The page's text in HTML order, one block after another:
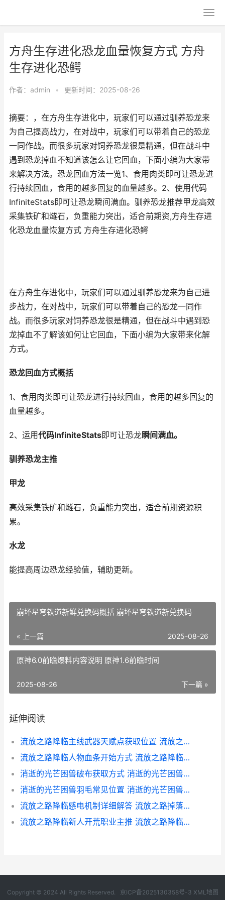
方舟生存进化恐龙血量恢复方式 方舟
生存进化恐鳄
作者： admin • 更新时间：2025-08-26
摘要：，在方舟生存进化中，玩家们可以通过驯养恐龙来
为自己提高战力，在对战中，玩家们可以带着自己的恐龙
一同作战。而很多玩家对饲养恐龙很是精通，但在战斗中
遇到恐龙掉血不知道该怎么让它回血，下面小编为大家带
来解决方法。恐龙回血方法一览1、食用肉类即可让恐龙进
行持续回血，食用的越多回复的血量越多。2、使用代码
InfiniteStats即可让恐龙瞬间满血。驯养恐龙推荐甲龙高效
采集铁矿和燧石，负重能力突出，适合前期资,方舟生存进
化恐龙血量恢复方式 方舟生存进化恐鳄
在方舟生存进化中，玩家们可以通过驯养恐龙来为自己进
步战力，在对战中，玩家们可以带着自己的恐龙一同作
战。而很多玩家对饲养恐龙很是精通，但在战斗中遇到恐
龙掉血不了解该如何让它回血，下面小编为大家带来化解
方式。
恐龙回血方式概括
1、食用肉类即可让恐龙进行持续回血，食用的越多回复的
血量越多。
2、运用代码InfiniteStats即可让恐龙瞬间满血。
驯养恐龙主推
甲龙
高效采集铁矿和燧石，负重能力突出，适合前期资源积
累。
水龙
能提高周边恐龙经验值，辅助更新。
崩坏星穹铁道新鲜兑换码概括 崩坏星穹铁道新兑换码
« 上一篇 2025-08-26
原神6.0前瞻爆料内容说明 原神1.6前瞻时间
下一篇 »
2025-08-26
延伸阅读
流放之路降临主线武器天赋点获取位置 流放之路灌注的降临之地
流放之路降临人物血条开始方式 流放之路降临之地地图在哪掉落
消逝的光芒困兽破布获取方式 消逝的光芒困兽保险箱密码
消逝的光芒困兽羽毛常见位置 消逝的光芒困兽流程多长
流放之路降临感电机制详细解答 流放之路掉落提醒
流放之路降临新人开荒职业主推 流放之路降临新预告来袭
Copyright © 2024 All Rights Reserved. 京ICP备2025130358号-3 XML地图